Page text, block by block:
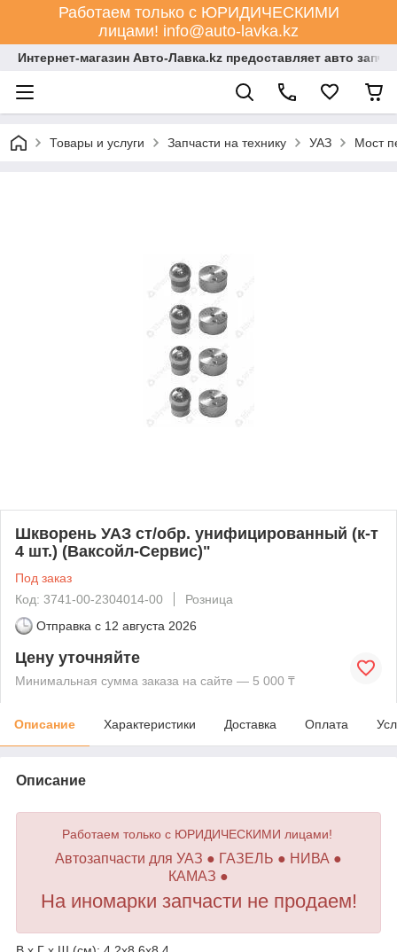
Работаем только с ЮРИДИЧЕСКИМИ
лицами! info@auto-lavka.kz
Интернет-магазин Авто-Лавка.kz предоставляет авто
Товары и услуги Запчасти на технику УАЗ Мост
Шкворень УАЗ ст/обр. унифицированный (к-т
4 шт.) (Ваксойл-Сервис)"
Под заказ
Код: 3741-00-2304014-00
Розница
Отправка с 12 августа 2026
Цену уточняйте
Минимальная сумма заказа на сайте — 5 000 ₸
Описание Характеристики Доставка Оплата
Описание
Работаем только с ЮРИДИЧЕСКИМИ лицами!
Автозапчасти для УАЗ ● ГАЗЕЛЬ ● НИВА ●
КАМАЗ ●
На иномарки запчасти не продаем!